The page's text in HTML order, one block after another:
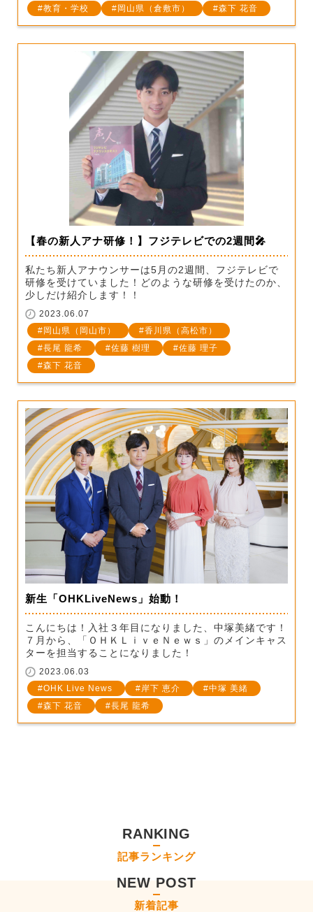
教育・学校 岡山県（倉敷市） 森下 花音
【春の新人アナ研修！】フジテレビでの2週間🎤
私たち新人アナウンサーは5月の2週間、フジテレビで
研修を受けていました！どのような研修を受けたのか、
少しだけ紹介します！！
2023.06.07
岡山県（岡山市）
香川県（高松市）
長尾 龍希
佐藤 樹理
佐藤 理子
森下 花音
新生「OHKLiveNews」始動！
こんにちは！入社３年目になりました、中塚美緒です！
７月から、「ＯＨＫＬｉｖｅＮｅｗｓ」のメインキャス
ターを担当することになりました！
2023.06.03
OHK Live News
岸下 恵介
中塚 美緒
森下 花音
長尾 龍希
RANKING
記事ランキング
NEW POST
新着記事